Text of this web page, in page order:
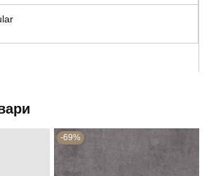
-69%